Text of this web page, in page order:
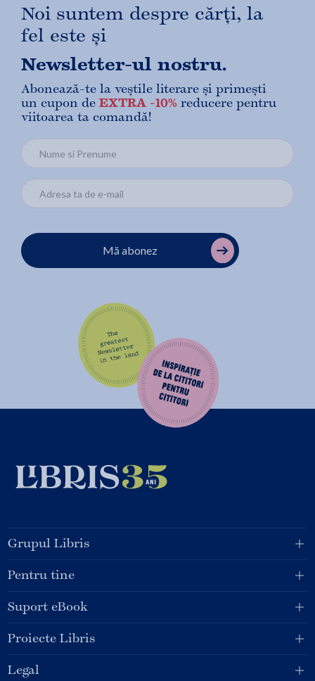
Noi suntem despre cărți, la
fel este și
Newsletter-ul nostru.
Abonează-te la veștile literare și primești
un cupon de EXTRA -10% reducere pentru
viitoarea ta comandă!
Mă abonez
Grupul Libris
Pentru tine
Suport eBook
Proiecte Libris
Legal